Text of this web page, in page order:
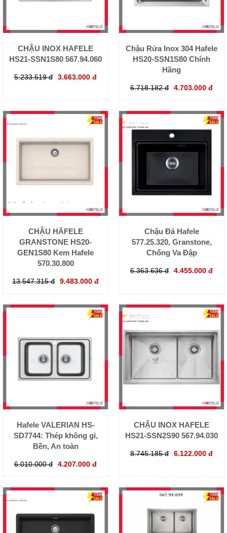
CHẬU INOX HAFELE
HS21-SSN1S80 567.94.060
5.233.519 đ 3.663.000 đ
Chậu Rửa Inox 304 Hafele
HS20-SSN1S80 Chính
Hãng
6.718.182 đ 4.703.000 đ
CHẬU HÄFELE
GRANSTONE HS20-
GEN1S80 Kem Hafele
570.30.800
13.547.315 đ 9.483.000 đ
Chậu Đá Hafele
577.25.320, Granstone,
Chống Va Đập
6.363.636 đ 4.455.000 đ
Hafele VALERIAN HS-
SD7744: Thép không gỉ,
Bền, An toàn
6.010.000 đ 4.207.000 đ
CHẬU INOX HAFELE
HS21-SSN2S90 567.94.030
8.745.185 đ 6.122.000 đ